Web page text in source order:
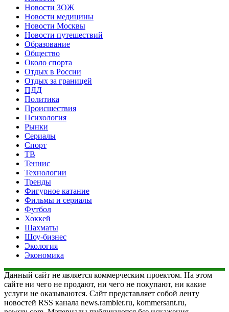
Новости ЗОЖ
Новости медицины
Новости Москвы
Новости путешествий
Образование
Общество
Около спорта
Отдых в России
Отдых за границей
ПДД
Политика
Происшествия
Психология
Рынки
Сериалы
Спорт
ТВ
Теннис
Технологии
Тренды
Фигурное катание
Фильмы и сериалы
Футбол
Хоккей
Шахматы
Шоу-бизнес
Экология
Экономика
Данный сайт не является коммерческим проектом. На этом
сайте ни чего не продают, ни чего не покупают, ни какие
услуги не оказываются. Сайт представляет собой ленту
новостей RSS канала news.rambler.ru, kommersant.ru,